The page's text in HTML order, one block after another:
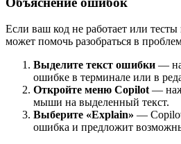
Если ваш код не работает или
может помочь разобраться в
Выделите текст ошибки —
ошибке в терминале или в
Откройте меню Copilot —
мыши на выделенный текст.
Выберите «Explain» — Copilot
ошибка и предложит